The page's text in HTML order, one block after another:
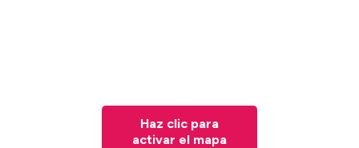
Haz clic para
activar el mapa